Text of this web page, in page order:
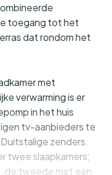
toegang tot het
dat rondom het
met
verwarming is er
in het huis
tv-aanbieders te
zenders.
twee slaapkamers;
de tweede met een